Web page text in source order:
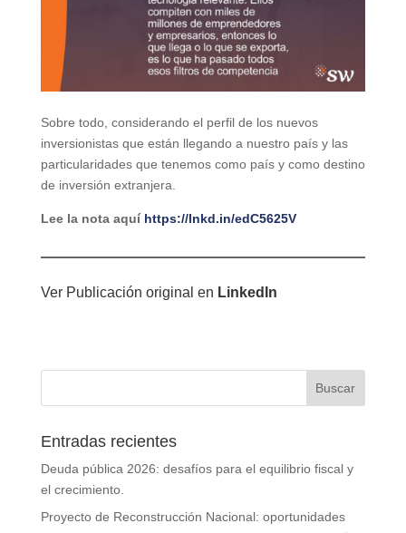
Sobre todo, considerando el perfil de los nuevos
inversionistas que están llegando a nuestro país y las
particularidades que tenemos como país y como destino
de inversión extranjera.
Lee la nota aquí https://lnkd.in/edC5625V
Ver Publicación original en LinkedIn
Entradas recientes
Deuda pública 2026: desafíos para el equilibrio fiscal y
el crecimiento.
Proyecto de Reconstrucción Nacional: oportunidades